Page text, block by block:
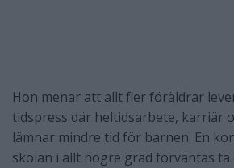
Hon menar att allt fler föräldrar
tidspress där heltidsarbete, karriär
lämnar mindre tid för barnen. En
skolan i allt högre grad förväntas ta